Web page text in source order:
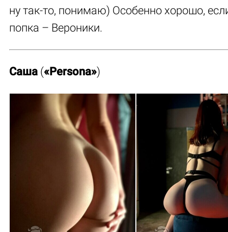
ну так-то, понимаю) Особенно хорошо,
попка – Вероники.
Саша («Persona»)